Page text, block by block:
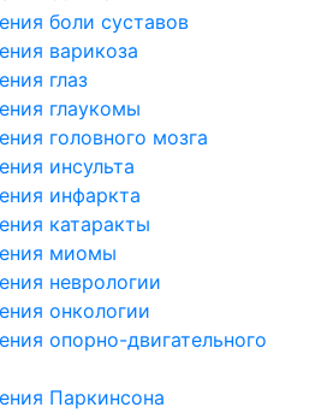
боли суставов
варикоза
глаз
глаукомы
головного мозга
инсульта
инфаркта
катаракты
миомы
неврологии
онкологии
опорно-двигательного
Паркинсона